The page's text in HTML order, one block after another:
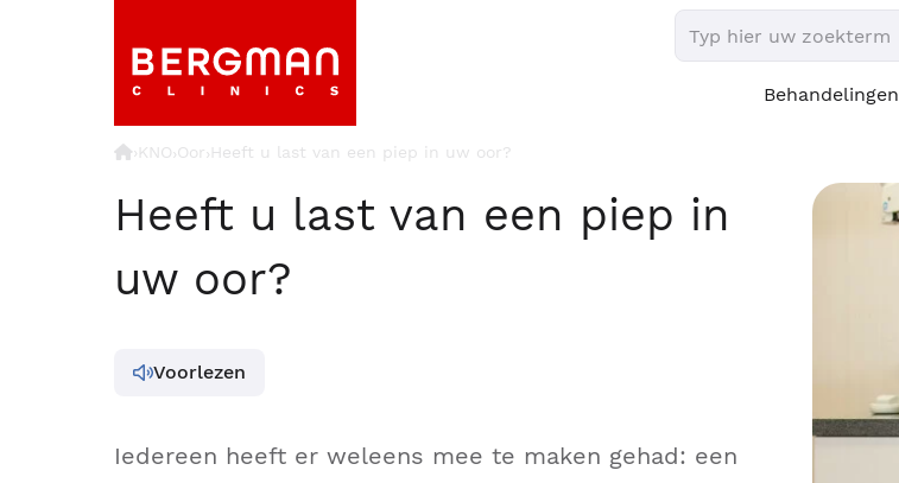
Behandelingen
›KNO›Oor›Heeft u last van een piep in uw oor?
Heeft u last van een piep in
uw oor?
Voorlezen
Iedereen heeft er weleens mee te maken gehad: een